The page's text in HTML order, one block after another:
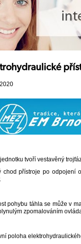
tvoří vestavěný
chod přístroje po odpojení
pohybu táhla se může v
zpomalováním
poloha